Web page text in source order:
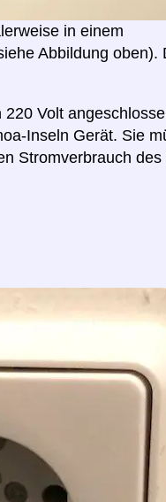
in einem
Abbildung oben).
Volt
Inseln Gerät. Sie
Stromverbrauch des